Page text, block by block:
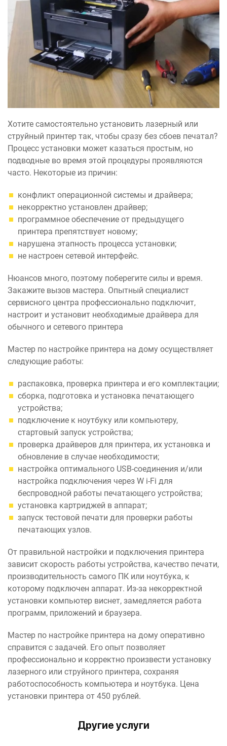
Хотите самостоятельно установить лазерный или
струйный принтер так, чтобы сразу без сбоев печатал?
Процесс установки может казаться простым, но
подводные во время этой процедуры проявляются
часто. Некоторые из причин:
конфликт операционной системы и драйвера;
некорректно установлен драйвер;
программное обеспечение от предыдущего
принтера препятствует новому;
нарушена этапность процесса установки;
не настроен сетевой интерфейс.
Нюансов много, поэтому поберегите силы и время.
Закажите вызов мастера. Опытный специалист
сервисного центра профессионально подключит,
настроит и установит необходимые драйвера для
обычного и сетевого принтера
Мастер по настройке принтера на дому осуществляет
следующие работы:
распаковка, проверка принтера и его комплектации;
сборка, подготовка и установка печатающего
устройства;
подключение к ноутбуку или компьютеру,
стартовый запуск устройства;
проверка драйверов для принтера, их установка и
обновление в случае необходимости;
настройка оптимального USB-соединения и/или
настройка подключения через W i-Fi для
беспроводной работы печатающего устройства;
установка картриджей в аппарат;
запуск тестовой печати для проверки работы
печатающих узлов.
От правильной настройки и подключения принтера
зависит скорость работы устройства, качество печати,
производительность самого ПК или ноутбука, к
которому подключен аппарат. Из-за некорректной
установки компьютер виснет, замедляется работа
программ, приложений и браузера.
Мастер по настройке принтера на дому оперативно
справится с задачей. Его опыт позволяет
профессионально и корректно произвести установку
лазерного или струйного принтера, сохраняя
работоспособность компьютера и ноутбука. Цена
установки принтера от 450 рублей.
Другие услуги